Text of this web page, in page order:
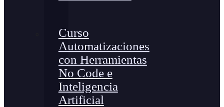
Curso
Automatizaciones
con Herramientas
No Code e
Inteligencia
Artificial